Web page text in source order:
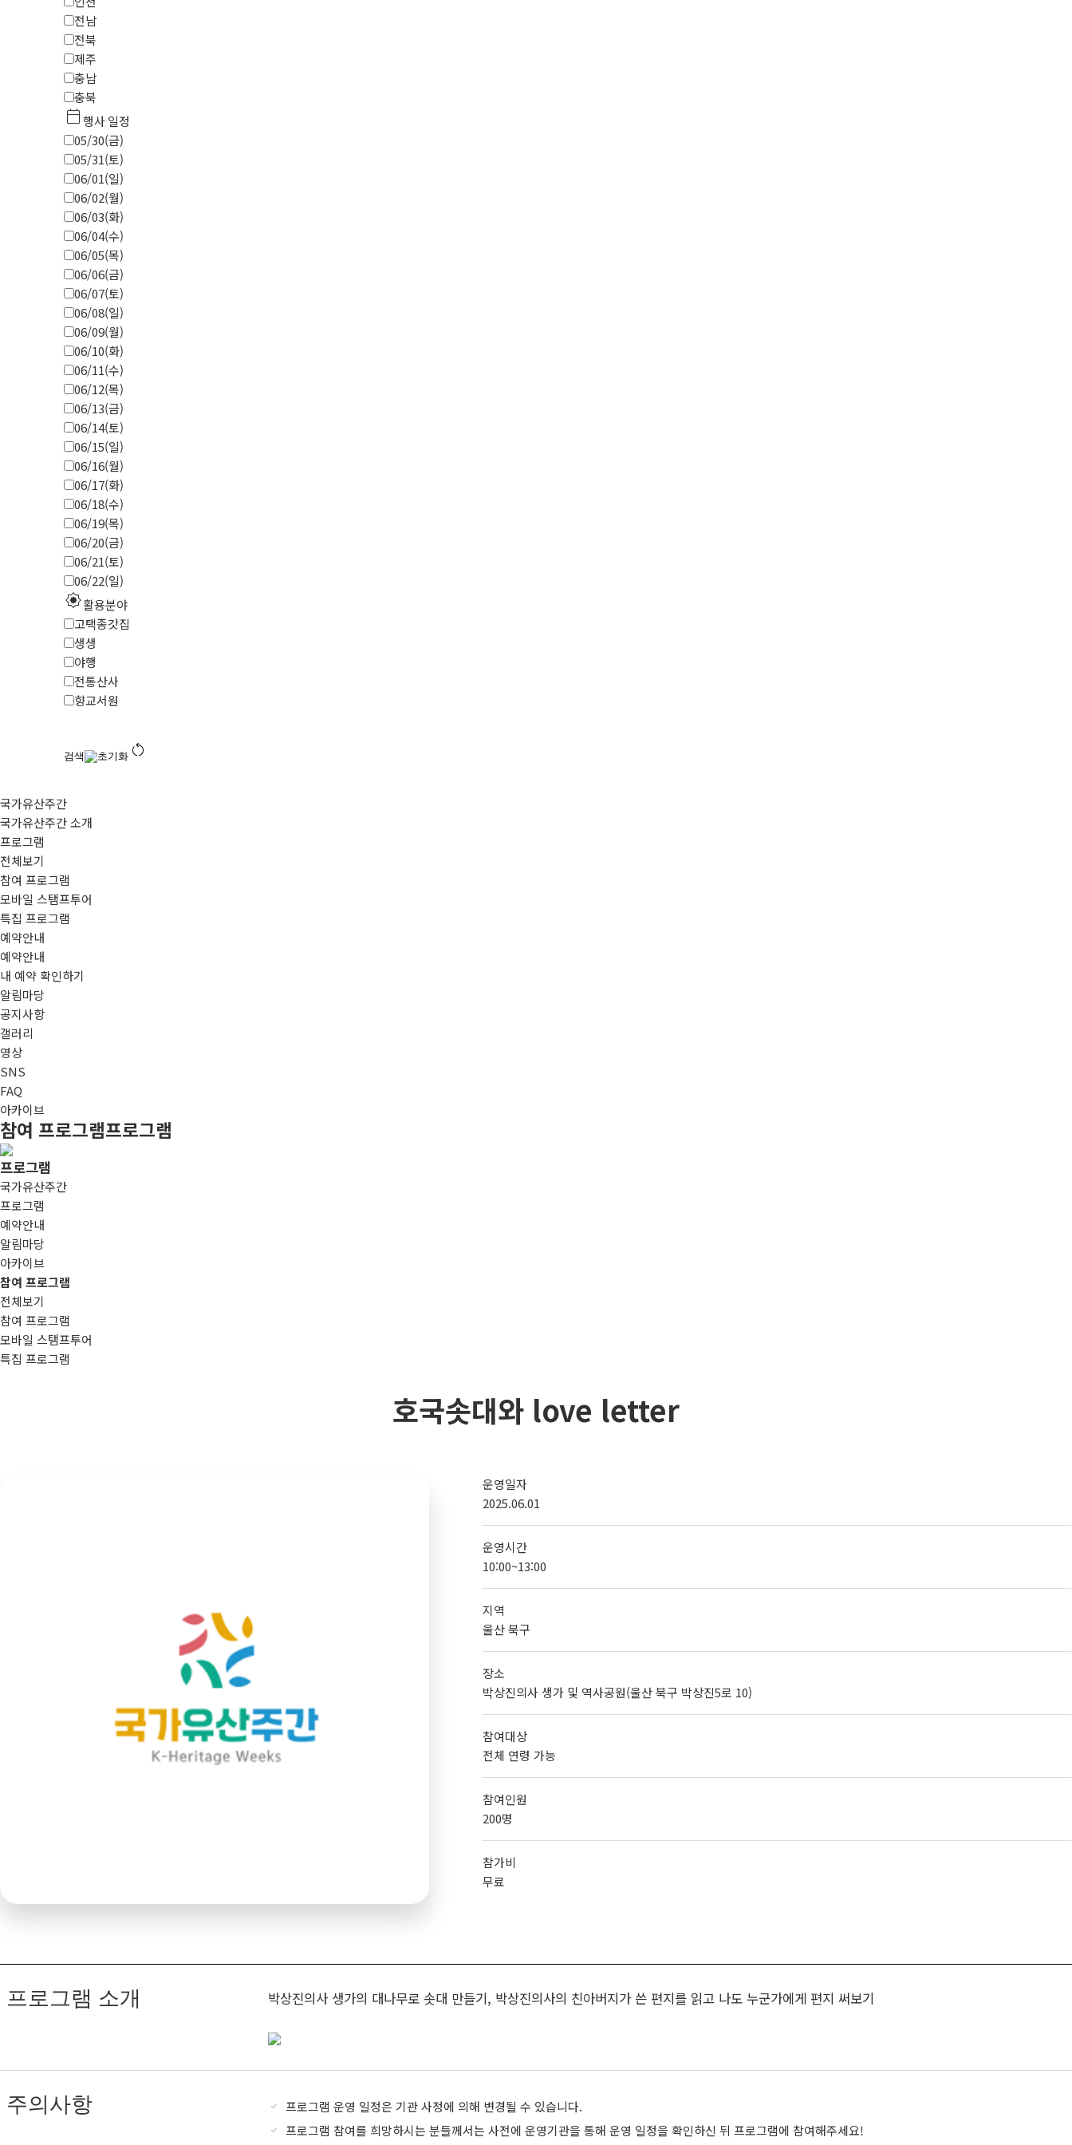
전남
전북
제주
충남
충북
calendar_today행사 일정
05/30(금)
05/31(토)
06/01(일)
06/02(월)
06/03(화)
06/04(수)
06/05(목)
06/06(금)
06/07(토)
06/08(일)
06/09(월)
06/10(화)
06/11(수)
06/12(목)
06/13(금)
06/14(토)
06/15(일)
06/16(월)
06/17(화)
06/18(수)
06/19(목)
06/20(금)
06/21(토)
06/22(일)
explosion활용분야
고택종갓집
생생
야행
전통산사
향교서원
검색 초기화 restart_alt
국가유산주간
국가유산주간 소개
프로그램
전체보기
참여 프로그램
모바일 스탬프투어
특집 프로그램
예약안내
예약안내
내 예약 확인하기
알림마당
공지사항
갤러리
영상
SNS
FAQ
아카이브
참여 프로그램프로그램
프로그램
국가유산주간
프로그램
예약안내
알림마당
아카이브
참여 프로그램
전체보기
참여 프로그램
모바일 스탬프투어
특집 프로그램
호국솟대와 love letter
운영일자
2025.06.01
운영시간
10:00~13:00
지역
울산 북구
장소
박상진의사 생가 및 역사공원(울산 북구 박상진5로 10)
참여대상
전체 연령 가능
참여인원
200명
참가비
무료
프로그램 소개 박상진의사 생가의 대나무로 솟대 만들기, 박상진의사의 친아버지가 쓴 편지를 읽고 나도 누군가에게 편지 써보기
주의사항
프로그램 운영 일정은 기관 사정에 의해 변경될 수 있습니다.
프로그램 참여를 희망하시는 분들께서는 사전에 운영기관을 통해 운영 일정을 확인하신 뒤 프로그램에 참여해주세요!